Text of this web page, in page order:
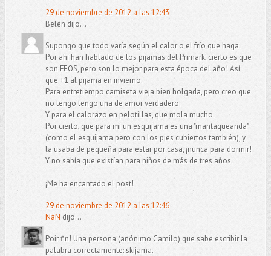
29 de noviembre de 2012 a las 12:43
Belén dijo...
Supongo que todo varía según el calor o el frío que haga.
Por ahí han hablado de los pijamas del Primark, cierto es que
son FEOS, pero son lo mejor para esta época del año! Así
que +1 al pijama en invierno.
Para entretiempo camiseta vieja bien holgada, pero creo que
no tengo tengo una de amor verdadero.
Y para el calorazo en pelotillas, que mola mucho.
Por cierto, que para mi un esquijama es una "mantaqueanda"
(como el esquijama pero con los pies cubiertos también), y
la usaba de pequeña para estar por casa, ¡nunca para dormir!
Y no sabía que existían para niños de más de tres años.
¡Me ha encantado el post!
29 de noviembre de 2012 a las 12:46
NáN dijo...
Poir fin! Una persona (anónimo Camilo) que sabe escribir la
palabra correctamente: skijama.